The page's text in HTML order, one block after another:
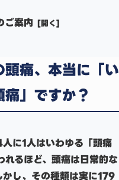
ご案内
頭痛、本当に「い
」ですか？
に1人はいわゆる「頭痛
れるほど、頭痛は日常的な
かし、その種類は実に179